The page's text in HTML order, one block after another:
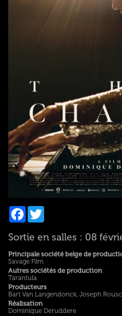
Facebook
Twitter
Sortie en salles : 08
Principale société belge de
Savage Film
Autres sociétés de production
Tarantula
Producteurs
Bart Van Langendonck, Joseph
Réalisation
Dominique Deruddere